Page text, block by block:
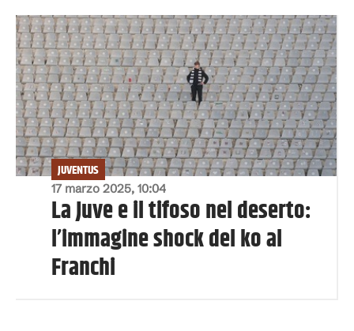
17 marzo 2025, 10:04
JUVENTUS
La Juve e il tifoso nel deserto:
l’immagine shock del ko al
Franchi